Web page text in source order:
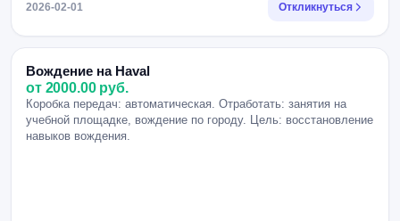
2026-02-01 Откликнуться
Вождение на Haval
от 2000.00 руб.
Коробка передач: автоматическая. Отработать: занятия на
учебной площадке, вождение по городу. Цель: восстановление
навыков вождения.